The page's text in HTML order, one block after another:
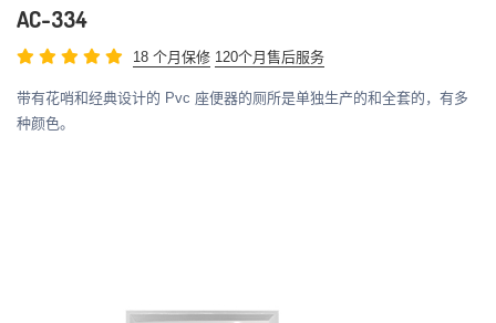
AC-334
18 个月保修 120个月售后服务
带有花哨和经典设计的 Pvc 座便器的厕所是单独生产的和全套的，有多
种颜色。